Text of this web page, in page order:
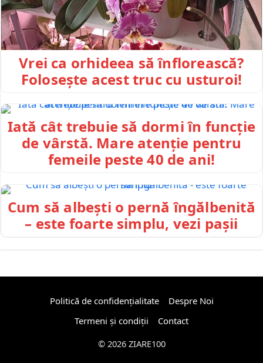
Vrei ca orhideea să înflorească?
Folosește acest truc cu usturoi!
Iată cât trebuie să dormi în funcție
de vârstă. Mare atenție pentru
femeile peste 40 de ani!
Cum să albești o pernă îngălbenită
– este foarte simplu, vezi pașii
Politică de confidențialitate
Despre Noi
Termeni și condiții
Contact
© 2026 ZIARE100